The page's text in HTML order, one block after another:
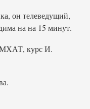
он телеведущий,
на на 15 минут.
МХАТ, курс И.